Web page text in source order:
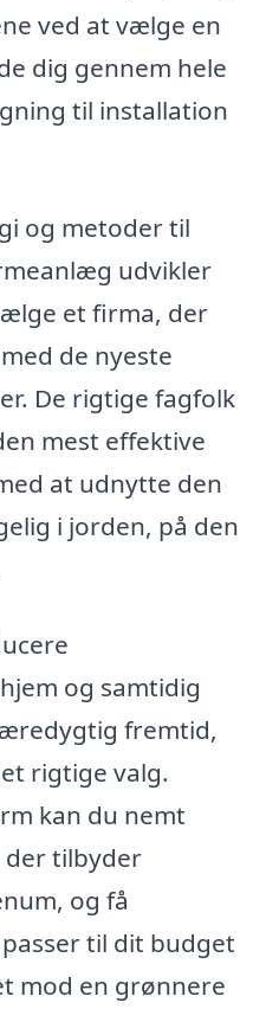
ved at vælge en
dig gennem hele
til installation
og metoder til
udvikler
et firma, der
de nyeste
De rigtige fagfolk
mest effektive
at udnytte den
i jorden, på den
og samtidig
fremtid,
rigtige valg.
kan du nemt
tilbyder
og få
til dit budget
mod en grønnere